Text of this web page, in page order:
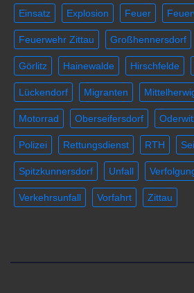
Einsatz Explosion Feuer
Feuerwehr Zittau Großhennersdorf
Görlitz Hainewalde Hirschfelde
Lückendorf Migranten
Motorrad Oberseifersdorf
Polizei Rettungsdienst RTH
Spitzkunnersdorf Unfall
Verkehrsunfall Vorfahrt Zittau